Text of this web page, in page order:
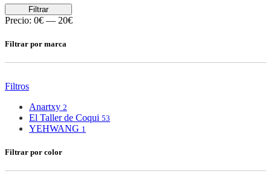
Filtrar
Precio: 0€ — 20€
Filtrar por marca
Filtros
Anartxy 2
El Taller de Coqui 53
YEHWANG 1
Filtrar por color